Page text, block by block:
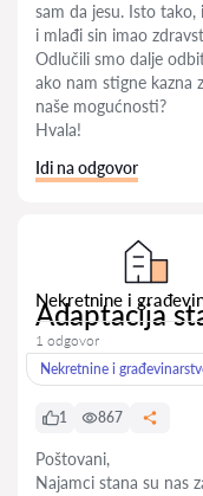
sam da jesu. Isto
i mlađi sin imao
Odlučili smo dalje
ako nam stigne kazna
naše mogućnosti?
Hvala!
Idi na odgovor
Nekretnine i
Adaptacija
1 odgovor
Nekretnine i
1 867
Poštovani,
Najamci stana su nas